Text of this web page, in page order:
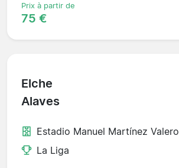
Prix à partir de
75 €
Elche
Alaves
Estadio Manuel Martínez Valero
La Liga